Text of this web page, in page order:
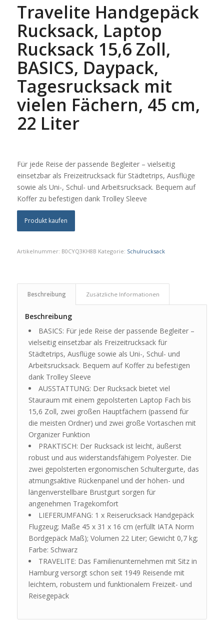
Travelite Handgepäck
Rucksack, Laptop
Rucksack 15,6 Zoll,
BASICS, Daypack,
Tagesrucksack mit
vielen Fächern, 45 cm,
22 Liter
Für jede Reise der passende Begleiter – vielseitig
einsetzbar als Freizeitrucksack für Städtetrips, Ausflüge
sowie als Uni-, Schul- und Arbeitsrucksack. Bequem auf
Koffer zu befestigen dank Trolley Sleeve
Produkt kaufen
Artikelnummer: B0CYQ3KH8B Kategorie: Schulrucksack
Beschreibung Zusätzliche Informationen
Beschreibung
BASICS: Für jede Reise der passende Begleiter –
vielseitig einsetzbar als Freizeitrucksack für
Städtetrips, Ausflüge sowie als Uni-, Schul- und
Arbeitsrucksack. Bequem auf Koffer zu befestigen
dank Trolley Sleeve
AUSSTATTUNG: Der Rucksack bietet viel
Stauraum mit einem gepolsterten Laptop Fach bis
15,6 Zoll, zwei großen Hauptfächern (passend für
die meisten Ordner) und zwei große Vortaschen mit
Organizer Funktion
PRAKTISCH: Der Rucksack ist leicht, äußerst
robust und aus widerstandsfähigem Polyester. Die
zwei gepolsterten ergonomischen Schultergurte, das
atmungsaktive Rückenpanel und der höhen- und
längenverstellbare Brustgurt sorgen für
angenehmen Tragekomfort
LIEFERUMFANG: 1 x Reiserucksack Handgepäck
Flugzeug; Maße 45 x 31 x 16 cm (erfüllt IATA Norm
Bordgepäck Maß); Volumen 22 Liter; Gewicht 0,7 kg;
Farbe: Schwarz
TRAVELITE: Das Familienunternehmen mit Sitz in
Hamburg versorgt schon seit 1949 Reisende mit
leichtem, robustem und funktionalem Freizeit- und
Reisegepäck